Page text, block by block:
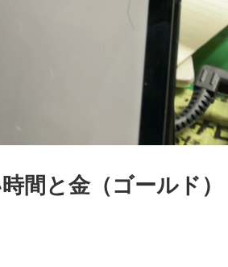
間と金（ゴールド）